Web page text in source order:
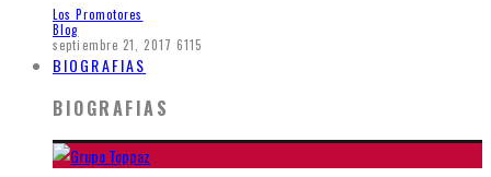
Los Promotores
Blog
septiembre 21, 2017 6115
BIOGRAFIAS
BIOGRAFIAS